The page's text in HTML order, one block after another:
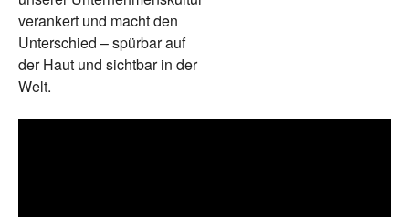
verankert und macht den
Unterschied – spürbar auf
der Haut und sichtbar in der
Welt.